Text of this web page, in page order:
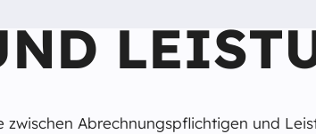
zwischen Abrechnungspflichtigen und